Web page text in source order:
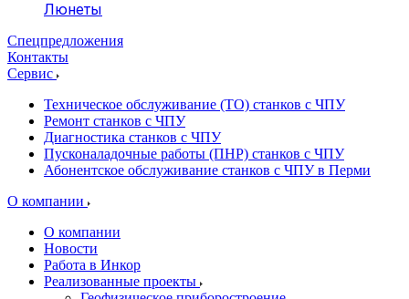
Люнеты
Спецпредложения
Контакты
Сервис
Техническое обслуживание (ТО) станков с ЧПУ
Ремонт станков с ЧПУ
Диагностика станков с ЧПУ
Пусконаладочные работы (ПНР) станков с ЧПУ
Абонентское обслуживание станков с ЧПУ в Перми
О компании
О компании
Новости
Работа в Инкор
Реализованные проекты